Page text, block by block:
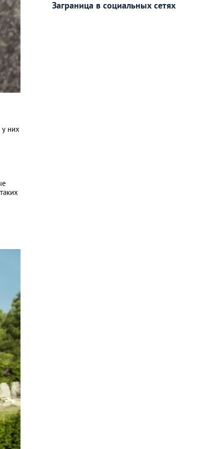
них
Заграница в социальных сетях